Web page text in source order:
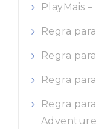
PlayMais
Regra
Regra
Regra
Regra
Adventure